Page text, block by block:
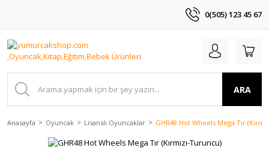
0(505) 123 45 67
ARA
Anasayfa Oyuncak Lisanslı Oyuncaklar GHR48 Hot Wheels Mega Tır